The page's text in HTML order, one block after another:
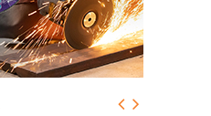
INDICATOR
za efikasnije
transformatora u
i vetroparkovima